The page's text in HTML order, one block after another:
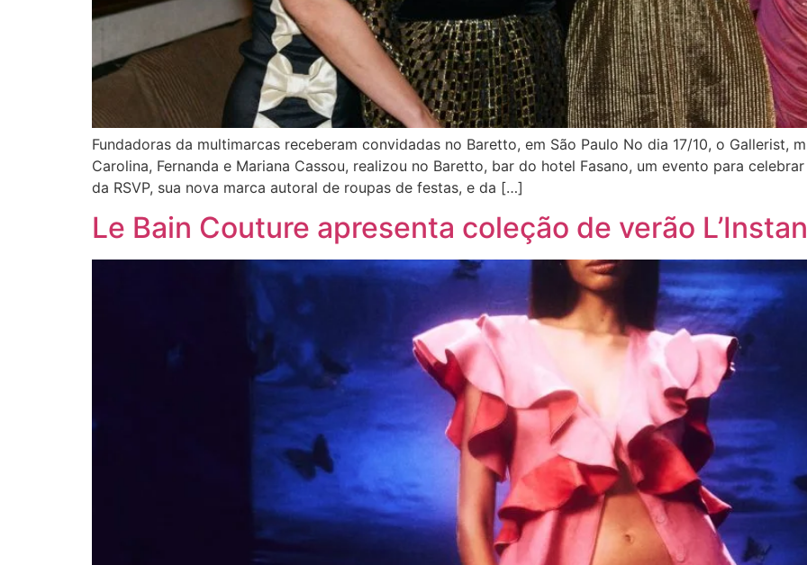
Fundadoras da multimarcas receberam convidadas no Baretto, em São Paulo No dia 17/10, o Gallerist,
Carolina, Fernanda e Mariana Cassou, realizou no Baretto, bar do hotel Fasano, um evento para
da RSVP, sua nova marca autoral de roupas de festas, e da […]
Le Bain Couture apresenta coleção de verão